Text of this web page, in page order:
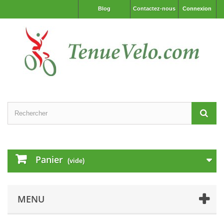
Connexion
Contactez-nous
Blog
Panier (vide)
MENU